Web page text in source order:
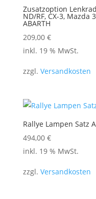
Zusatzoption
ND/RF, CX-3, Mazda
ABARTH
209,00 €
inkl. 19 % MwSt.
zzgl. Versandkosten
Rallye Lampen Satz
494,00 €
inkl. 19 % MwSt.
zzgl. Versandkosten